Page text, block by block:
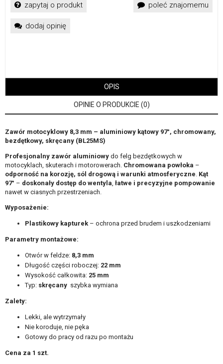
zapytaj o produkt poleć znajomemu
dodaj opinię
OPIS
OPINIE O PRODUKCIE (0)
Zawór motocyklowy 8,3 mm – aluminiowy kątowy 97°, chromowany,
bezdętkowy, skręcany (BL25MS)
Profesjonalny zawór aluminiowy do felg bezdętkowych w
motocyklach, skuterach i motorowerach. Chromowana powłoka –
odporność na korozję, sól drogową i warunki atmosferyczne Kąt
97° – doskonały dostęp do wentyla łatwe i precyzyjne pompowanie
nawet w ciasnych przestrzeniach.
Wyposażenie:
Plastikowy kapturek – ochrona przed brudem i uszkodzeniami
Parametry montażowe:
Otwór w feldze: 8,3 mm
Długość części roboczej: 22 mm
Wysokość całkowita: 25 mm
Typ: skręcany szybka wymiana
Zalety:
Lekki, ale wytrzymały
Nie koroduje, nie pęka
Gotowy do pracy od razu po montażu
Cena za 1 szt.